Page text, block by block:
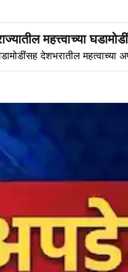
महत्त्वाच्या
देशभरातील महत्वाच्या